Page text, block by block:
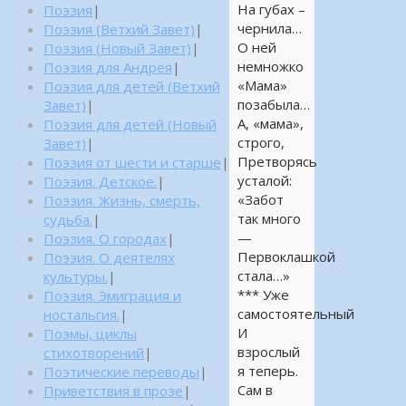
На губах –
чернила…
О ней
немножко
«Мама»
позабыла…
А, «мама»,
строго,
Претворясь
усталой:
«Забот
так много
—
Первоклашкой
стала…»
*** Уже
самостоятельный
И
взрослый
я теперь.
Сам в
Поэзия |
Поэзия (Ветхий Завет) |
Поэзия (Новый Завет) |
Поэзия для Андрея |
Поэзия для детей (Ветхий
Завет) |
Поэзия для детей (Новый
Завет) |
Поэзия от шести и старше |
Поэзия. Детское. |
Поэзия. Жизнь, смерть,
судьба. |
Поэзия. О городах |
Поэзия. О деятелях
культуры. |
Поэзия. Эмиграция и
ностальгия. |
Поэмы, циклы
стихотворений |
Поэтические переводы |
Приветствия в прозе |